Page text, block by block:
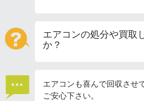
エアコンの処分や買取
か？
エアコンも喜んで回収させ
ご安心下さい。